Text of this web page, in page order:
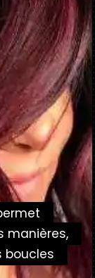
manières,
boucles
manières,
boucles